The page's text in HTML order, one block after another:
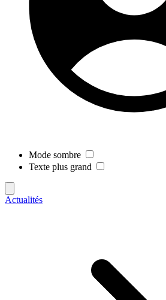
Mode sombre
Texte plus grand
Actualités